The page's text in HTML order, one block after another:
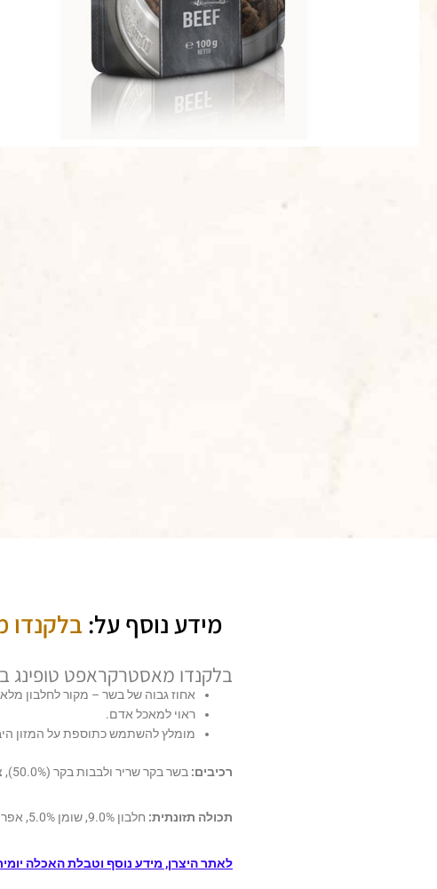
מידע נוסף על: בלקנדו
בלקנדו מאסטרקראפט טופינג בקר
אחוז גבוה של בשר – מקור לחלבון
ראוי למאכל אדם.
מומלץ להשתמש כתוספת על המזון
רכיבים: בשר בקר שריר ולבבות בקר (50.0%), ציר בקר (44.0%), גזר (6.0%)
תכולה תזונתית: חלבון 9.0%, שומן 5.0%, אפר גולמי 0.5%, סיבים גולמיים 0.1%, רטיבות 85%
לאתר היצרן, מידע נוסף וטבלת האכלה